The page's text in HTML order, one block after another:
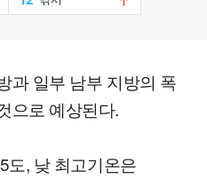
과 일부 남부 지방의 폭
으로 예상된다.
, 낮 최고기온은